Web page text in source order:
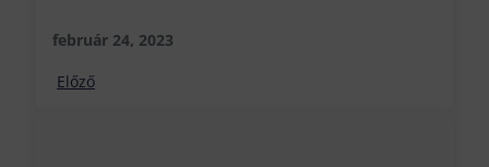
február 24, 2023
Előző